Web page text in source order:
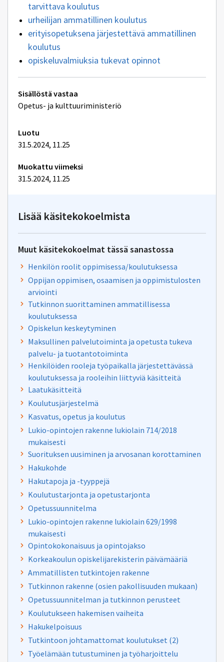
tarvittava koulutus
urheilijan ammatillinen koulutus
erityisopetuksena järjestettävä ammatillinen
koulutus
opiskeluvalmiuksia tukevat opinnot
Tekniset
lisätiedot
Sisällöstä vastaa
Opetus- ja kulttuuriministeriö
Luotu
31.5.2024, 11.25
Muokattu viimeksi
31.5.2024, 11.25
Lisää käsitekokoelmista
Muut käsitekokoelmat tässä sanastossa
Henkilön roolit oppimisessa/koulutuksessa
Oppijan oppimisen, osaamisen ja oppimistulosten
arviointi
Tutkinnon suorittaminen ammatillisessa
koulutuksessa
Opiskelun keskeytyminen
Maksullinen palvelutoiminta ja opetusta tukeva
palvelu- ja tuotantotoiminta
Henkilöiden rooleja työpaikalla järjestettävässä
koulutuksessa ja rooleihin liittyviä käsitteitä
Laatukäsitteitä
Koulutusjärjestelmä
Kasvatus, opetus ja koulutus
Lukio-opintojen rakenne lukiolain 714/2018
mukaisesti
Suorituksen uusiminen ja arvosanan korottaminen
Hakukohde
Hakutapoja ja -tyyppejä
Koulutustarjonta ja opetustarjonta
Opetussuunnitelma
Lukio-opintojen rakenne lukiolain 629/1998
mukaisesti
Opintokokonaisuus ja opintojakso
Korkeakoulun opiskelijarekisterin päivämääriä
Ammatillisten tutkintojen rakenne
Tutkinnon rakenne (osien pakollisuuden mukaan)
Opetussuunnitelman ja tutkinnon perusteet
Koulutukseen hakemisen vaiheita
Hakukelpoisuus
Tutkintoon johtamattomat koulutukset (2)
Työelämään tutustuminen ja työharjoittelu